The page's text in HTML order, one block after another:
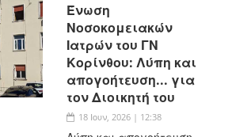
Ένωση
Νοσοκομειακών
Ιατρών του ΓΝ
Κορίνθου: Λύπη και
απογοήτευση... για
τον Διοικητή του
18 Ιουν, 2026 | 12:38